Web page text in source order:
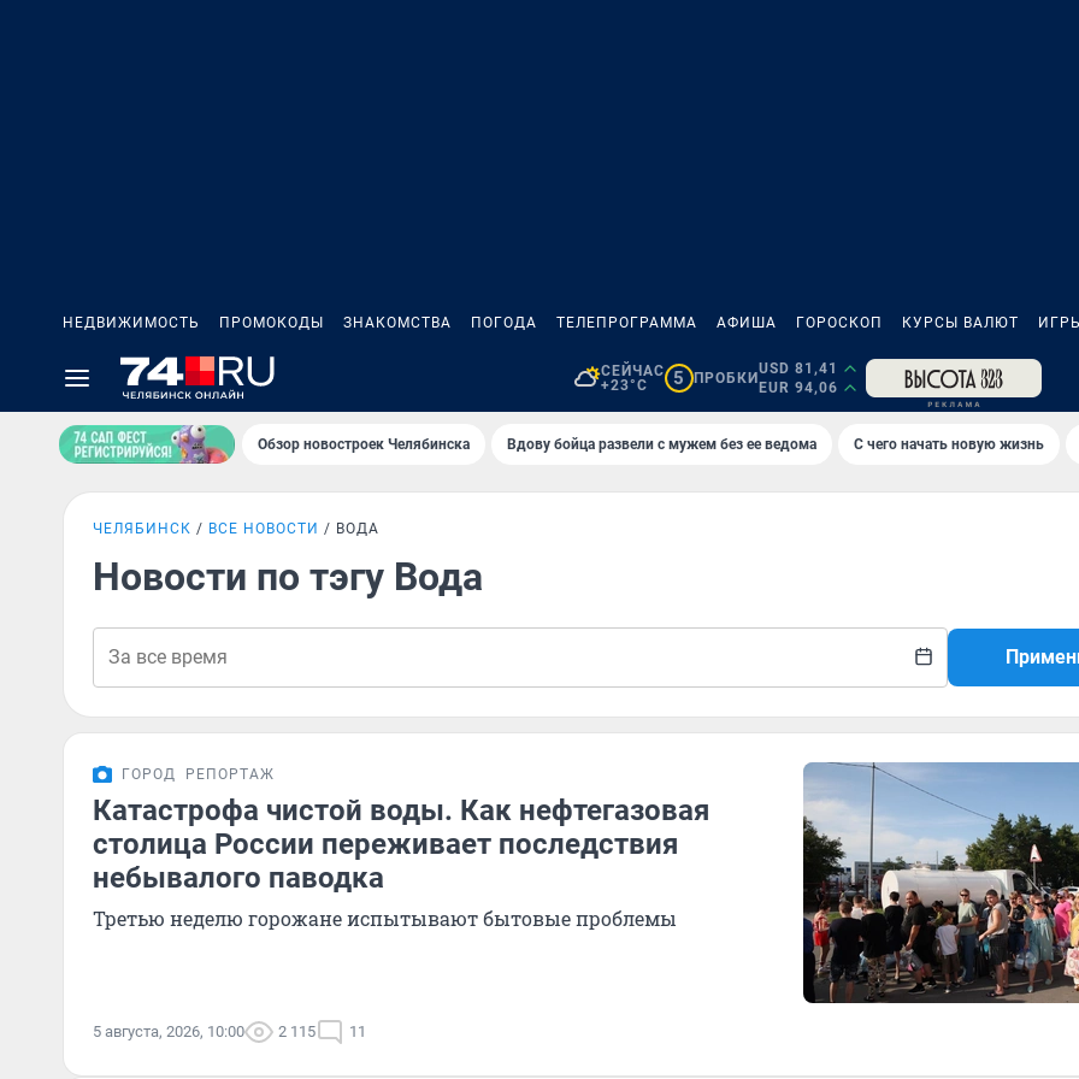
НЕДВИЖИМОСТЬ ПРОМОКОДЫ ЗНАКОМСТВА ПОГОДА ТЕЛЕПРОГРАММА АФИША ГОРОСКОП КУРСЫ ВАЛЮТ
СЕЙЧАС
+23°C
5 ПРОБКИ
USD 81,41
EUR 94,06
Обзор новостроек Челябинска Вдову бойца развели с мужем без ее ведома С чего начать новую жизнь
ЧЕЛЯБИНСК ВСЕ НОВОСТИ ВОДА
Новости по тэгу Вода
ГОРОД РЕПОРТАЖ
Катастрофа чистой воды. Как нефтегазовая
столица России переживает последствия
небывалого паводка
Третью неделю горожане испытывают бытовые проблемы
5 августа, 2026, 10:00 2 115 11